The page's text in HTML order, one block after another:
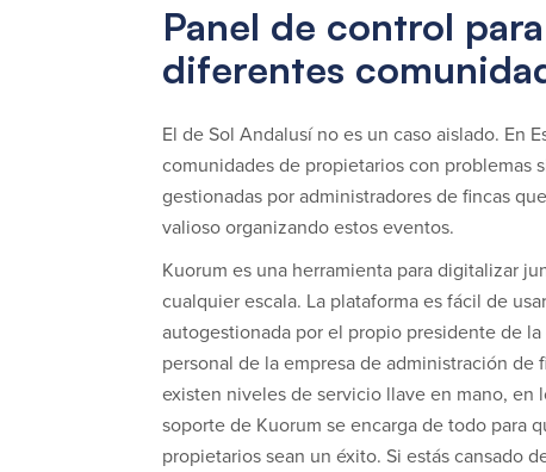
Panel de control
diferentes
El de Sol Andalusí no es un caso aislado. En
comunidades de propietarios con problemas
gestionadas por administradores de fincas
valioso organizando estos eventos.
Kuorum es una herramienta para digitalizar
cualquier escala. La plataforma es fácil de
autogestionada por el propio presidente de
personal de la empresa de administración de
existen niveles de servicio llave en mano, en
soporte de Kuorum se encarga de todo para
propietarios sean un éxito. Si estás cansado